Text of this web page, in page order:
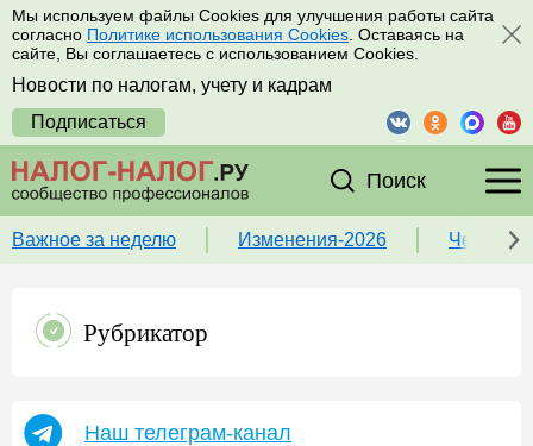
Мы используем файлы Cookies для улучшения работы сайта
согласно Политике использования Cookies . Оставаясь на
сайте, Вы соглашаетесь с использованием Cookies.
Новости по налогам, учету и кадрам
Подписаться
Поиск
Важное за неделю Изменения-2026 Чек-
Рубрикатор
Наш телеграм-канал